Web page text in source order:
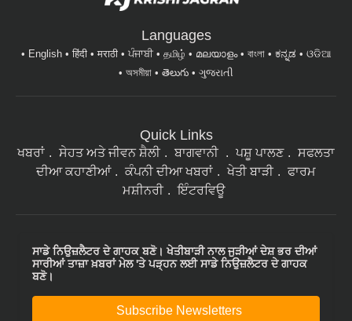
Languages
English हिंदी मराठी ਪੰਜਾਬੀ தமிழ் മലയാളം বাংলা ಕನ್ನಡ
ଓଡିଆ
অসমীয়া
తెలుగు ગુજરાતી
Quick Links
ਖਬਰਾਂ ਸੇਹਤ ਅਤੇ ਜੀਵਨ ਸ਼ੈਲੀ ਬਾਗਵਾਨੀ ਪਸ਼ੂ ਪਾਲਣ
ਸਫਲਤਾ
ਦੀਆ ਕਹਾਣੀਆਂ
ਕੰਪਨੀ ਦੀਆ ਖਬਰਾਂ ਖੇਤੀ ਬਾੜੀ
ਫਾਰਮ
ਮਸ਼ੀਨਰੀ
ਇੰਟਰਵਿਊ
ਸਾਡੇ ਨਿਉਜ਼ਲੈਟਰ ਦੇ ਗਾਹਕ ਬਣੋ। ਖੇਤੀਬਾੜੀ ਨਾਲ ਜੁੜੀਆਂ ਦੇਸ਼ ਭਰ ਦੀਆਂ
ਸਾਰੀਆਂ ਤਾਜ਼ਾ ਖ਼ਬਰਾਂ ਮੇਲ 'ਤੇ ਪੜ੍ਹਨ ਲਈ ਸਾਡੇ ਨਿਉਜ਼ਲੈਟਰ ਦੇ ਗਾਹਕ
ਬਣੋ।
Subscribe Newsletters